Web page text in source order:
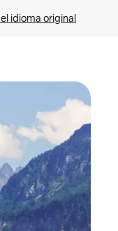
idioma original